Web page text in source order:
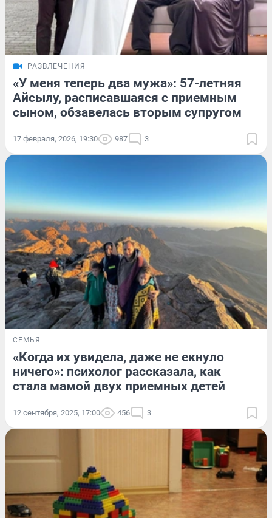
РАЗВЛЕЧЕНИЯ
«У меня теперь два мужа»: 57-летняя
Айсылу, расписавшаяся с приемным
сыном, обзавелась вторым супругом
17 февраля, 2026, 19:30 987 3
СЕМЬЯ
«Когда их увидела, даже не екнуло
ничего»: психолог рассказала, как
стала мамой двух приемных детей
12 сентября, 2025, 17:00 456 3